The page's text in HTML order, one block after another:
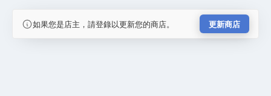
如果您是店主，請登錄以更新您的商店。 更新商店